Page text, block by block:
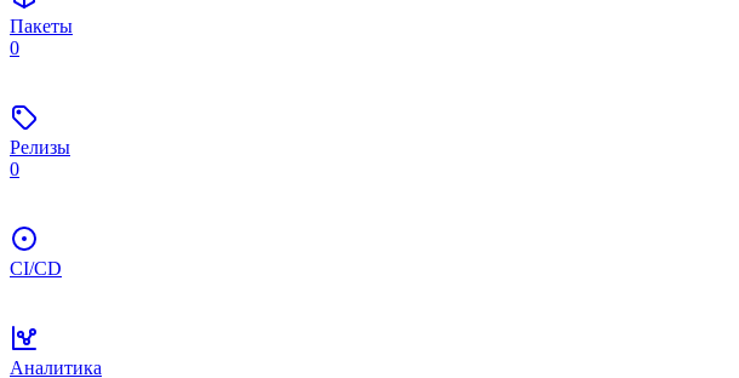
Пакеты
0
Релизы
0
CI/CD
Аналитика